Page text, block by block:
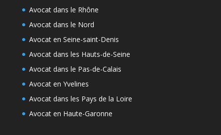
Avocat dans le Rhône
Avocat dans le Nord
Avocat en Seine-saint-Denis
Avocat dans les Hauts-de-Seine
Avocat dans le Pas-de-Calais
Avocat en Yvelines
Avocat dans les Pays de la Loire
Avocat en Haute-Garonne